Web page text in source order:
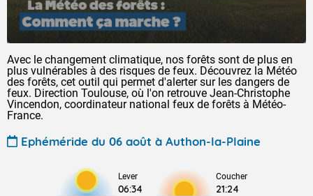
Avec le changement climatique, nos forêts sont de plus en
plus vulnérables à des risques de feux. Découvrez la Météo
des forêts, cet outil qui permet d'alerter sur les dangers de
feux. Direction Toulouse, où l'on retrouve Jean-Christophe
Vincendon, coordinateur national feux de forêts à Météo-
France.
Ephéméride du 06 août à Authon-la-Plaine
Lever
06:34
Coucher
21:24